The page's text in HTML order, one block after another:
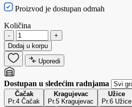
Proizvod je dostupan odmah
Količina
-
+
Dodaj u korpu
Uporedi
Dostupan u sledećim radnjama
Čačak
Pr.4 Čačak
Kragujevac
Pr.5 Kragujevac
Užice
Pr.6 Užice